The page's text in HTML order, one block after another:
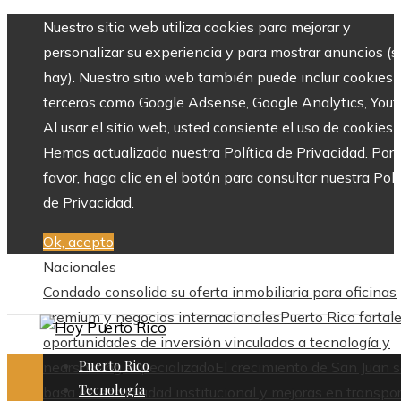
Nuestro sitio web utiliza cookies para mejorar y
personalizar su experiencia y para mostrar anuncios
hay). Nuestro sitio web también puede incluir cookies
terceros como Google Adsense, Google Analytics,
Al usar el sitio web, usted consiente el uso de cookies.
Hemos actualizado nuestra Política de Privacidad. Por
favor, haga clic en el botón para consultar nuestra
de Privacidad.
Ok, acepto
Nacionales
Condado consolida su oferta inmobiliaria para oficinas
premium y negocios internacionalesPuerto Rico
oportunidades de inversión vinculadas a tecnología y
nearshoring especializado El crecimiento de San Juan
basa en estabilidad institucional y mejoras en
Puerto Rico
Tecnología